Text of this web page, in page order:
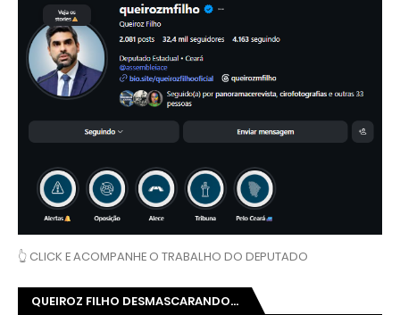
👆 CLICK E ACOMPANHE O TRABALHO DO DEPUTADO
QUEIROZ FILHO DESMASCARANDO...